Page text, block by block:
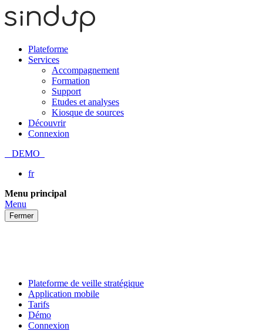
Plateforme
Services
Accompagnement
Formation
Support
Etudes et analyses
Kiosque de sources
Découvrir
Connexion
DEMO
fr
Passer
au
contenu
Menu principal
Menu
Fermer
Plateforme de veille stratégique
Application mobile
Tarifs
Démo
Connexion